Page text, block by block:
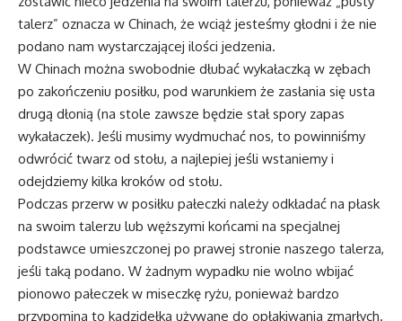
talerz” oznacza w Chinach, że wciąż jesteśmy głodni i że nie
podano nam wystarczającej ilości jedzenia.
W Chinach można swobodnie dłubać wykałaczką w zębach
po zakończeniu posiłku, pod warunkiem że zasłania się usta
drugą dłonią (na stole zawsze będzie stał spory zapas
wykałaczek). Jeśli musimy wydmuchać nos, to powinniśmy
odwrócić twarz od stołu, a najlepiej jeśli wstaniemy i
odejdziemy kilka kroków od stołu.
Podczas przerw w posiłku pałeczki należy odkładać na płask
na swoim talerzu lub węższymi końcami na specjalnej
podstawce umieszczonej po prawej stronie naszego talerza,
jeśli taką podano. W żadnym wypadku nie wolno wbijać
pionowo pałeczek w miseczkę ryżu, ponieważ bardzo
przypomina to kadzidełka używane do opłakiwania zmarłych.